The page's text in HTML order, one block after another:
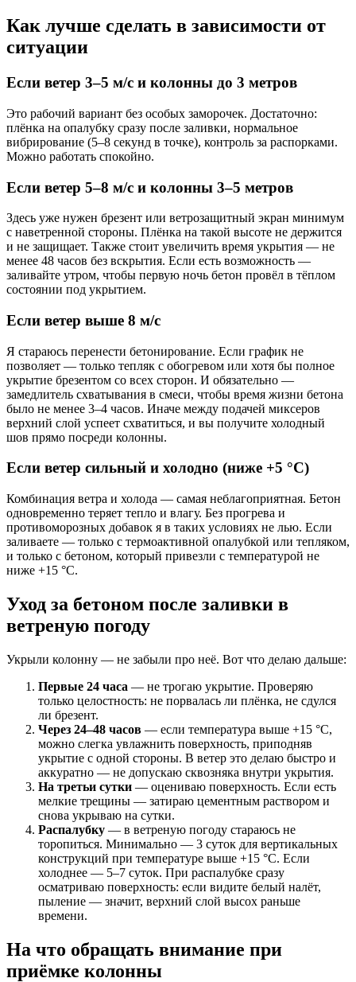
Как лучше сделать в зависимости от
ситуации
Если ветер 3–5 м/с и колонны до 3 метров
Это рабочий вариант без особых заморочек. Достаточно:
плёнка на опалубку сразу после заливки, нормальное
вибрирование (5–8 секунд в точке), контроль за распорками.
Можно работать спокойно.
Если ветер 5–8 м/с и колонны 3–5 метров
Здесь уже нужен брезент или ветрозащитный экран минимум
с наветренной стороны. Плёнка на такой высоте не держится
и не защищает. Также стоит увеличить время укрытия — не
менее 48 часов без вскрытия. Если есть возможность —
заливайте утром, чтобы первую ночь бетон провёл в тёплом
состоянии под укрытием.
Если ветер выше 8 м/с
Я стараюсь перенести бетонирование. Если график не
позволяет — только тепляк с обогревом или хотя бы полное
укрытие брезентом со всех сторон. И обязательно —
замедлитель схватывания в смеси, чтобы время жизни бетона
было не менее 3–4 часов. Иначе между подачей миксеров
верхний слой успеет схватиться, и вы получите холодный
шов прямо посреди колонны.
Если ветер сильный и холодно (ниже +5 °C)
Комбинация ветра и холода — самая неблагоприятная. Бетон
одновременно теряет тепло и влагу. Без прогрева и
противоморозных добавок я в таких условиях не лью. Если
заливаете — только с термоактивной опалубкой или тепляком,
и только с бетоном, который привезли с температурой не
ниже +15 °C.
Уход за бетоном после заливки в
ветреную погоду
Укрыли колонну — не забыли про неё. Вот что делаю дальше:
Первые 24 часа — не трогаю укрытие. Проверяю
только целостность: не порвалась ли плёнка, не сдулся
ли брезент.
Через 24–48 часов — если температура выше +15 °C,
можно слегка увлажнить поверхность, приподняв
укрытие с одной стороны. В ветер это делаю быстро и
аккуратно — не допускаю сквозняка внутри укрытия.
На третьи сутки — оцениваю поверхность. Если есть
мелкие трещины — затираю цементным раствором и
снова укрываю на сутки.
Распалубку — в ветреную погоду стараюсь не
торопиться. Минимально — 3 суток для вертикальных
конструкций при температуре выше +15 °C. Если
холоднее — 5–7 суток. При распалубке сразу
осматриваю поверхность: если видите белый налёт,
пыление — значит, верхний слой высох раньше
времени.
На что обращать внимание при
приёмке колонны